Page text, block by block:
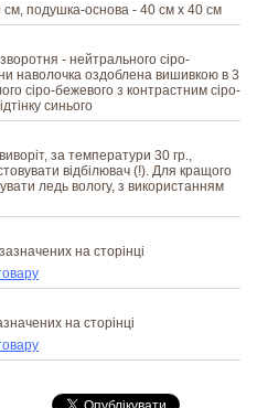
см, подушка-основа - 40 см х 40 см
- нейтрального сіро-
наволочка оздоблена вишивкою в 3
сіро-бежевого з контрастним сіро-
синього
за температури 30 гр.,
відбілювач (!). Для кращого
ледь вологу, з використанням
на сторінці
на сторінці